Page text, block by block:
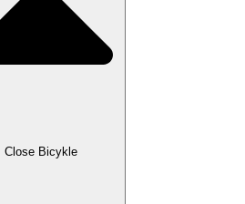
Close Bicykle